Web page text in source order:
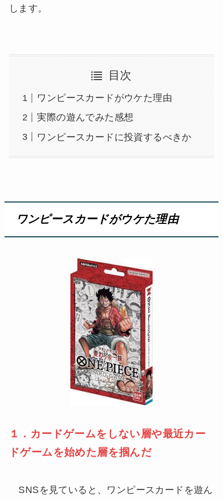
します。
目次
ワンピースカードがウケた理由
実際の遊んでみた感想
ワンピースカードに投資するべきか
ワンピースカードがウケた理由
１．カードゲームをしない層や最近カー
ドゲームを始めた層を掴んだ
SNSを見ていると、ワンピースカードを遊ん